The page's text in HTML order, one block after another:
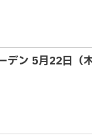
デン 5月22日（